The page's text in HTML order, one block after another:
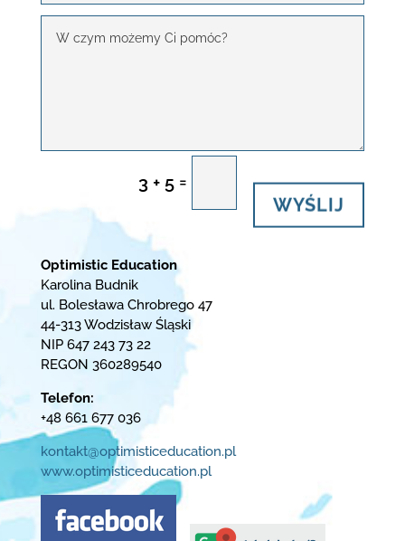
3 + 5 =
WYŚLIJ
Optimistic Education
Karolina Budnik
ul. Bolesława Chrobrego 47
44-313 Wodzisław Śląski
NIP 647 243 73 22
REGON 360289540
Telefon:
+48 661 677 036
kontakt@optimisticeducation.pl
www.optimisticeducation.pl